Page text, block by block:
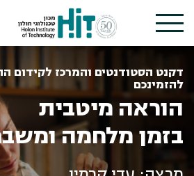
דקנט הסטודנטים והמרכז לקידום
להזמינכם
הוראה מיטבית
בזמן מלחמה